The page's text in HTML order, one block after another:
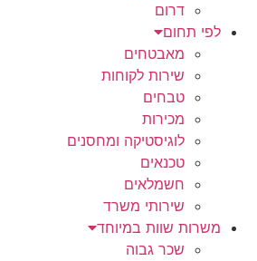
דרום
לפי תחום
מאבטחים
שירות לקוחות
טבחים
מכירות
לוגיסטיקה ומחסנים
טכנאים
חשמלאים
שירותי משרד
משרות שוות במיוחד
שכר גבוה